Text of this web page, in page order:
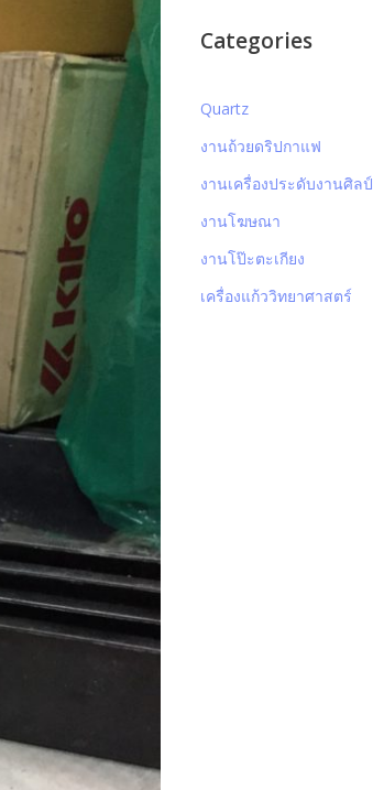
Categories
Quartz
งานถ้วยดริปกาแฟ
งานเครื่องประดับงานศิลป์
งานโฆษณา
งานโป๊ะตะเกียง
เครื่องแก้ววิทยาศาสตร์